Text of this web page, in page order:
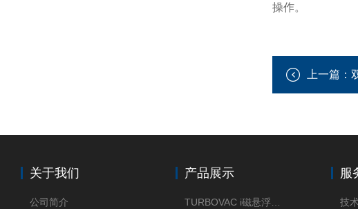
操作。
上一篇：
关于我们
公司简介
产品展示 服
技